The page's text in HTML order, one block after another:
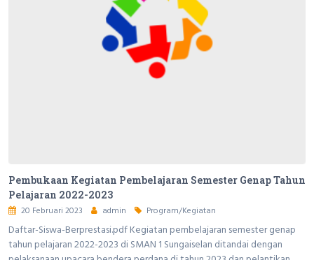
Pembukaan Kegiatan Pembelajaran Semester Genap Tahun
Pelajaran 2022-2023
20 Februari 2023 admin Program/Kegiatan
Daftar-Siswa-Berprestasi.pdf Kegiatan pembelajaran semester genap
tahun pelajaran 2022-2023 di SMAN 1 Sungaiselan ditandai dengan